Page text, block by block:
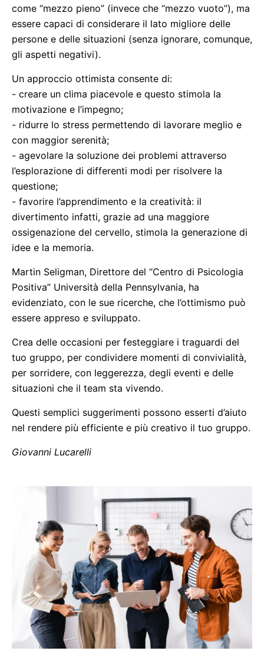
come “mezzo pieno” (invece che “mezzo vuoto”), ma
essere capaci di considerare il lato migliore delle
persone e delle situazioni (senza ignorare, comunque,
gli aspetti negativi).
Un approccio ottimista consente di:
- creare un clima piacevole e questo stimola la
motivazione e l’impegno;
- ridurre lo stress permettendo di lavorare meglio e
con maggior serenità;
- agevolare la soluzione dei problemi attraverso
l’esplorazione di differenti modi per risolvere la
questione;
- favorire l’apprendimento e la creatività: il
divertimento infatti, grazie ad una maggiore
ossigenazione del cervello, stimola la generazione di
idee e la memoria.
Martin Seligman, Direttore del “Centro di Psicologia
Positiva” Università della Pennsylvania, ha
evidenziato, con le sue ricerche, che l’ottimismo può
essere appreso e sviluppato.
Crea delle occasioni per festeggiare i traguardi del
tuo gruppo, per condividere momenti di convivialità,
per sorridere, con leggerezza, degli eventi e delle
situazioni che il team sta vivendo.
Questi semplici suggerimenti possono esserti d’aiuto
nel rendere più efficiente e più creativo il tuo gruppo.
Giovanni Lucarelli